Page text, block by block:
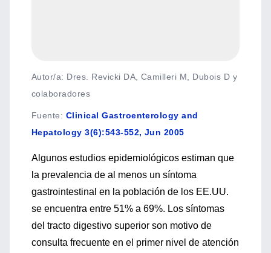
Autor/a: Dres. Revicki DA, Camilleri M, Dubois D y
colaboradores
Fuente: Clinical Gastroenterology and
Hepatology 3(6):543-552, Jun 2005
Algunos estudios epidemiológicos estiman que
la prevalencia de al menos un síntoma
gastrointestinal en la población de los EE.UU.
se encuentra entre 51% a 69%. Los síntomas
del tracto digestivo superior son motivo de
consulta frecuente en el primer nivel de atención